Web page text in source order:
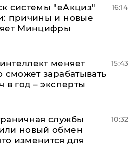
системы "еАкциз"
причины и новые
Минцифры
16:14
меняет
сможет зарабатывать
в год – эксперты
15:43
службы
новый обмен
изменится для
10:32